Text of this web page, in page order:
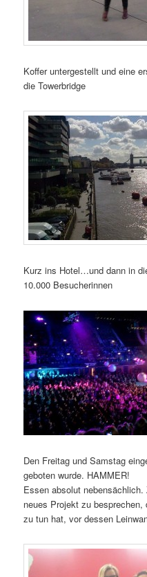
Koffer untergestellt und eine
die Towerbridge
Kurz ins Hotel…und dann in
10.000 Besucherinnen
Den Freitag und Samstag
geboten wurde. HAMMER!
Essen absolut
neues Projekt zu
zu tun hat, vor dessen